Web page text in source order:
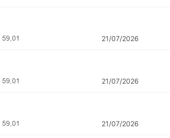
21/07/2026
21/07/2026
21/07/2026